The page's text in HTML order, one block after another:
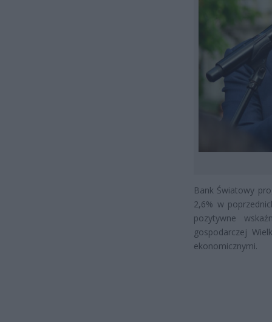
Bank Światowy
2,6% w
pozytywne
gospodarczej
ekonomicznymi.